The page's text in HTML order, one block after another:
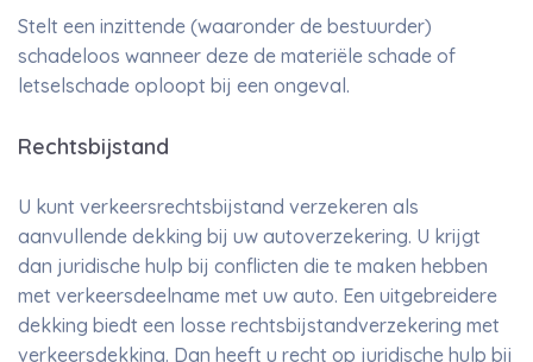
Stelt een inzittende (waaronder de bestuurder)
schadeloos wanneer deze de materiële schade of
letselschade oploopt bij een ongeval.
Rechtsbijstand
U kunt verkeersrechtsbijstand verzekeren als
aanvullende dekking bij uw autoverzekering. U krijgt
dan juridische hulp bij conflicten die te maken hebben
met verkeersdeelname met uw auto. Een uitgebreidere
dekking biedt een losse rechtsbijstandverzekering met
verkeersdekking. Dan heeft u recht op juridische hulp bij